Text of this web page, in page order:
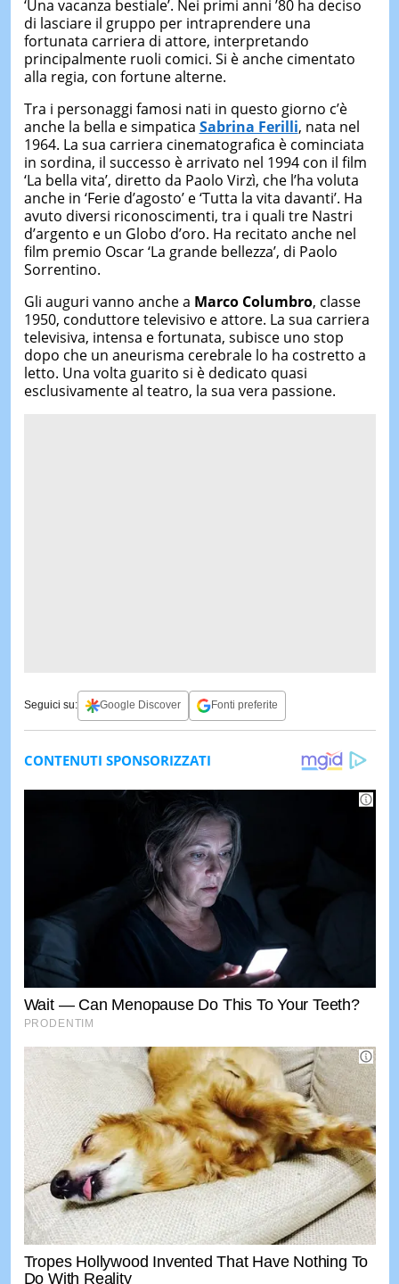
‘Una vacanza bestiale’. Nei primi anni ’80 ha deciso
di lasciare il gruppo per intraprendere una
fortunata carriera di attore, interpretando
principalmente ruoli comici. Si è anche cimentato
alla regia, con fortune alterne.
Tra i personaggi famosi nati in questo giorno c’è
anche la bella e simpatica Sabrina Ferilli, nata nel
1964. La sua carriera cinematografica è cominciata
in sordina, il successo è arrivato nel 1994 con il film
‘La bella vita’, diretto da Paolo Virzì, che l’ha voluta
anche in ‘Ferie d’agosto’ e ‘Tutta la vita davanti’. Ha
avuto diversi riconoscimenti, tra i quali tre Nastri
d’argento e un Globo d’oro. Ha recitato anche nel
film premio Oscar ‘La grande bellezza’, di Paolo
Sorrentino.
Gli auguri vanno anche a Marco Columbro, classe
1950, conduttore televisivo e attore. La sua carriera
televisiva, intensa e fortunata, subisce uno stop
dopo che un aneurisma cerebrale lo ha costretto a
letto. Una volta guarito si è dedicato quasi
esclusivamente al teatro, la sua vera passione.
Seguici su: Google Discover Fonti preferite